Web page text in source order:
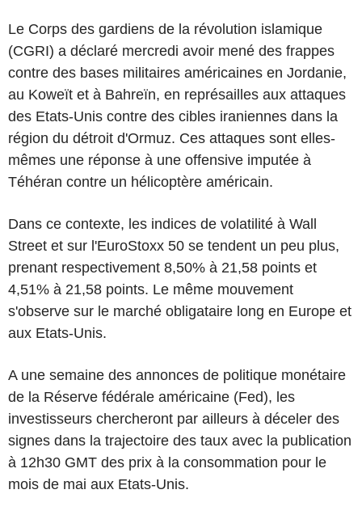
Le Corps des gardiens de la révolution islamique
(CGRI) a déclaré mercredi avoir mené des frappes
contre des bases militaires américaines en Jordanie,
au Koweït et à Bahreïn, en représailles aux attaques
des Etats-Unis contre des cibles iraniennes dans la
région du détroit d'Ormuz. Ces attaques sont elles-
mêmes une réponse à une offensive imputée à
Téhéran contre un hélicoptère américain.
Dans ce contexte, les indices de volatilité à Wall
Street et sur l'EuroStoxx 50 se tendent un peu plus,
prenant respectivement 8,50% à 21,58 points et
4,51% à 21,58 points. Le même mouvement
s'observe sur le marché obligataire long en Europe et
aux Etats-Unis.
A une semaine des annonces de politique monétaire
de la Réserve fédérale américaine (Fed), les
investisseurs chercheront par ailleurs à déceler des
signes dans la trajectoire des taux avec la publication
à 12h30 GMT des prix à la consommation pour le
mois de mai aux Etats-Unis.